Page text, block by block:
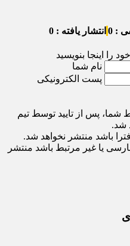
: 0 انتشار یافته : 0
را اینجا بنویسید
نام شما
پست الکترونیکی
پس از تایید توسط تیم
شد.
باشد منتشر نخواهد شد.
یا غیر مرتبط باشد منتشر